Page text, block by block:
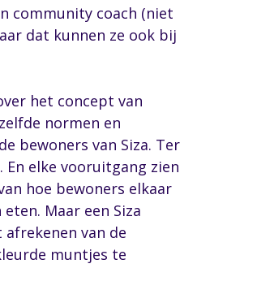
community coach (niet
dat kunnen ze ook bij
het concept van
normen en
bewoners van Siza. Ter
elke vooruitgang zien
hoe bewoners elkaar
Maar een Siza
van de
muntjes te